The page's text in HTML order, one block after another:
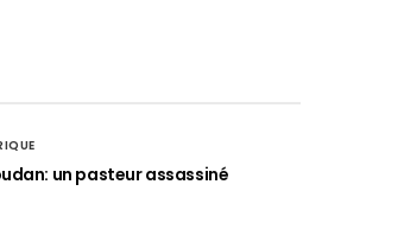
un pasteur assassiné